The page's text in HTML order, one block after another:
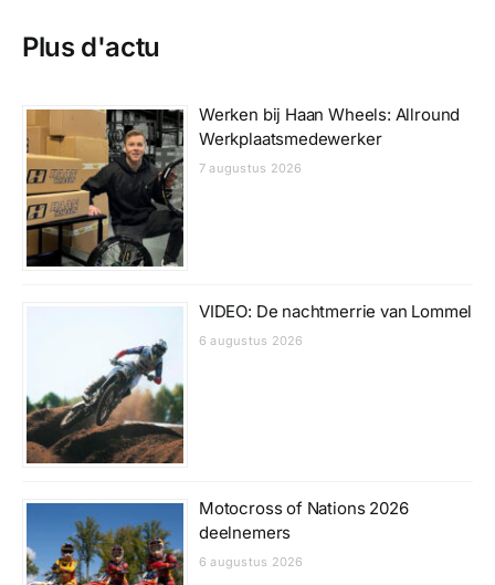
Plus d'actu
Werken bij Haan Wheels: Allround
Werkplaatsmedewerker
7 augustus 2026
VIDEO: De nachtmerrie van Lommel
6 augustus 2026
Motocross of Nations 2026
deelnemers
6 augustus 2026